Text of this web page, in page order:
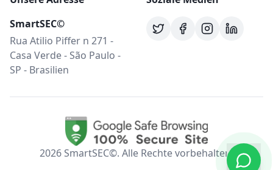
SmartSEC©
Rua Atilio Piffer n 271 -
Casa Verde - São Paulo -
SP - Brasilien
2026SmartSEC©. Alle Rechte vorbehalten.